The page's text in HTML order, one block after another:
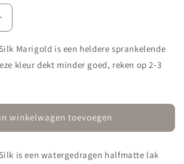
voorMarigold is een heldere sprankelende
kleur dekt minder goed, reken op 2-3
winkelwagen toevoegen
is een watergedragen halfmatte lak